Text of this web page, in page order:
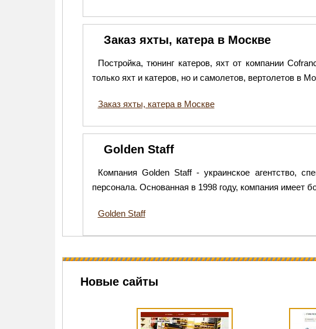
Новые сайты
Заказ яхты, катера в Москве
Постройка, тюнинг катеров, яхт от компании
только яхт и катеров, но и самолетов, вертолетов в
Заказ яхты, катера в Москве
Golden Staff
Компания Golden Staff - украинское агентство,
персонала. Основанная в 1998 году, компания имеет
Golden Staff